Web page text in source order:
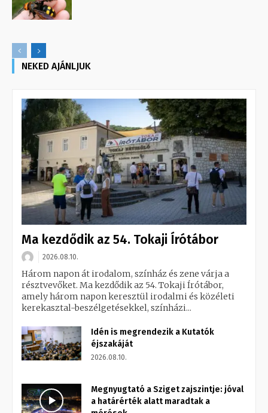
NEKED AJÁNLJUK
Ma kezdődik az 54. Tokaji Írótábor
2026.08.10.
Három napon át irodalom, színház és zene várja a
résztvevőket. Ma kezdődik az 54. Tokaji Írótábor,
amely három napon keresztül irodalmi és közéleti
kerekasztal-beszélgetésekkel, színházi...
Idén is megrendezik a Kutatók
éjszakáját
2026.08.10.
Megnyugtató a Sziget zajszintje: jóval
a határérték alatt maradtak a